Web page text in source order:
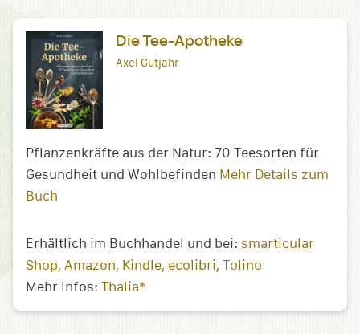
Die Tee-Apotheke
Axel Gutjahr
Pflanzenkräfte aus der Natur: 70 Teesorten für
Gesundheit und Wohlbefinden Mehr Details zum
Buch
Erhältlich im Buchhandel und bei: smarticular
Shop Amazon Kindle ecolibri Tolino
Mehr Infos: Thalia*